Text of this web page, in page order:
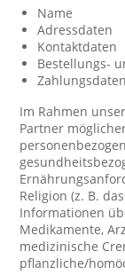
Name
Adressdaten
Kontaktdaten
Bestellungs-
Zahlungsdaten
Im Rahmen
Partner
Religion (z. B.
Informationen
Medikamente,
medizinische
pflanzliche/